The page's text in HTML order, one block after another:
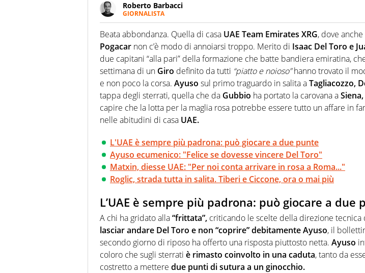
Roberto Barbacci
GIORNALISTA
Giornalista (pubblicista) sportivo a tutto campo, è il tuttologo di Virgilio
chiedergli di boxe, di scherma, di volley o di curling: ve ne farà
Beata abbondanza. Quella di casa UAE Team Emirates XRG, dove anche
Pogacar non c’è modo di annoiarsi troppo. Merito di Isaac Del Toro e
due capitani “alla pari” della formazione che batte bandiera emiratina,
settimana di un Giro definito da tutti “piatto e noioso”hanno trovato il
e non poco la corsa. Ayuso sul primo traguardo in salita aTagliacozzo,
tappa degli sterrati, quella che da Gubbio ha portato la carovana aSiena,
capire che la lotta per la maglia rosa potrebbe essere tutto un affare in
nelle abitudini di casa UAE.
L'UAE è sempre più padrona: può giocare a due punte
Ayuso ecumenico: "Felice se dovesse vincere Del Toro"
Matxin, diesse UAE: "Per noi conta arrivare in rosa a Roma..."
Roglic, strada tutta in salita. Tiberi e Ciccone, ora o mai più
L’UAE è sempre più padrona: può giocare a due
A chi ha gridato alla“frittata”, criticando le scelte della direzione tecnica
lasciar andare Del Toro e non “coprire” debitamente Ayuso, il
secondo giorno di riposo ha offerto una risposta piuttosto netta. Ayuso
coloro che sugli sterrati è rimasto coinvolto in una caduta, tanto da
costretto a mettere due punti di sutura a un ginocchio.